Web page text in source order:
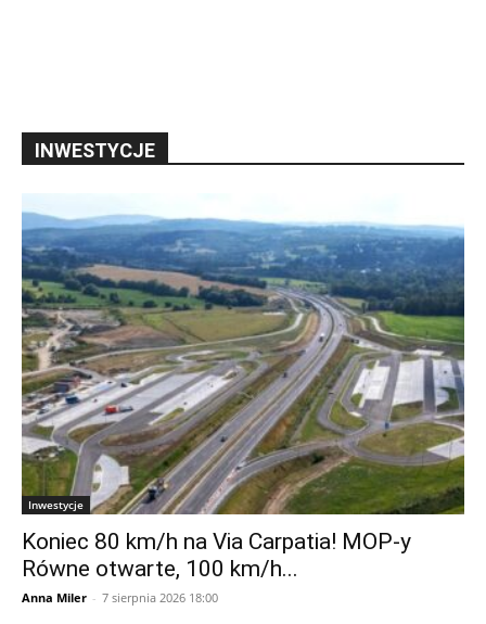
INWESTYCJE
Inwestycje
Koniec 80 km/h na Via Carpatia! MOP-y
Równe otwarte, 100 km/h...
Anna Miler - 7 sierpnia 2026 18:00